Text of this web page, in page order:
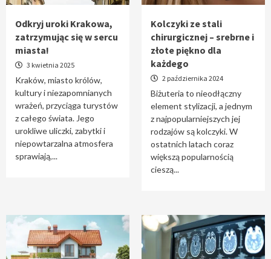
Odkryj uroki Krakowa,
zatrzymując się w sercu
miasta!
3 kwietnia 2025
Kraków, miasto królów,
kultury i niezapomnianych
wrażeń, przyciąga turystów
z całego świata. Jego
urokliwe uliczki, zabytki i
niepowtarzalna atmosfera
sprawiają,...
Kolczyki ze stali
chirurgicznej – srebrne i
złote piękno dla
każdego
2 października 2024
Biżuteria to nieodłączny
element stylizacji, a jednym
z najpopularniejszych jej
rodzajów są kolczyki. W
ostatnich latach coraz
większą popularnością
cieszą...